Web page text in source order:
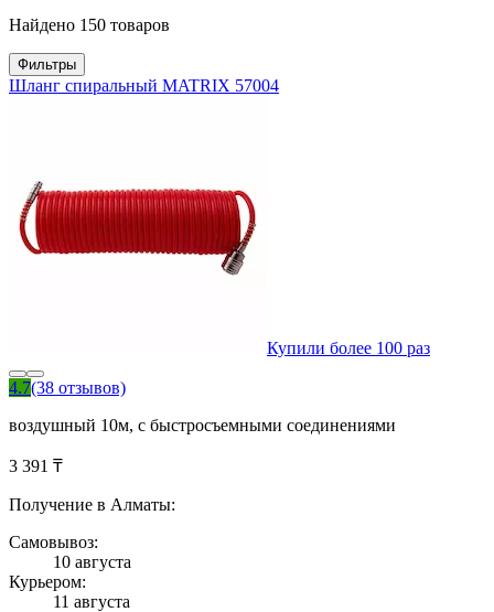
Найдено 150 товаров
Фильтры
Шланг спиральный MATRIX 57004
Купили более 100 раз
4.7(38 отзывов)
воздушный 10м, с быстросъемными соединениями
3 391 ₸
Получение в Алматы:
Самовывоз:
10 августа
Курьером:
11 августа